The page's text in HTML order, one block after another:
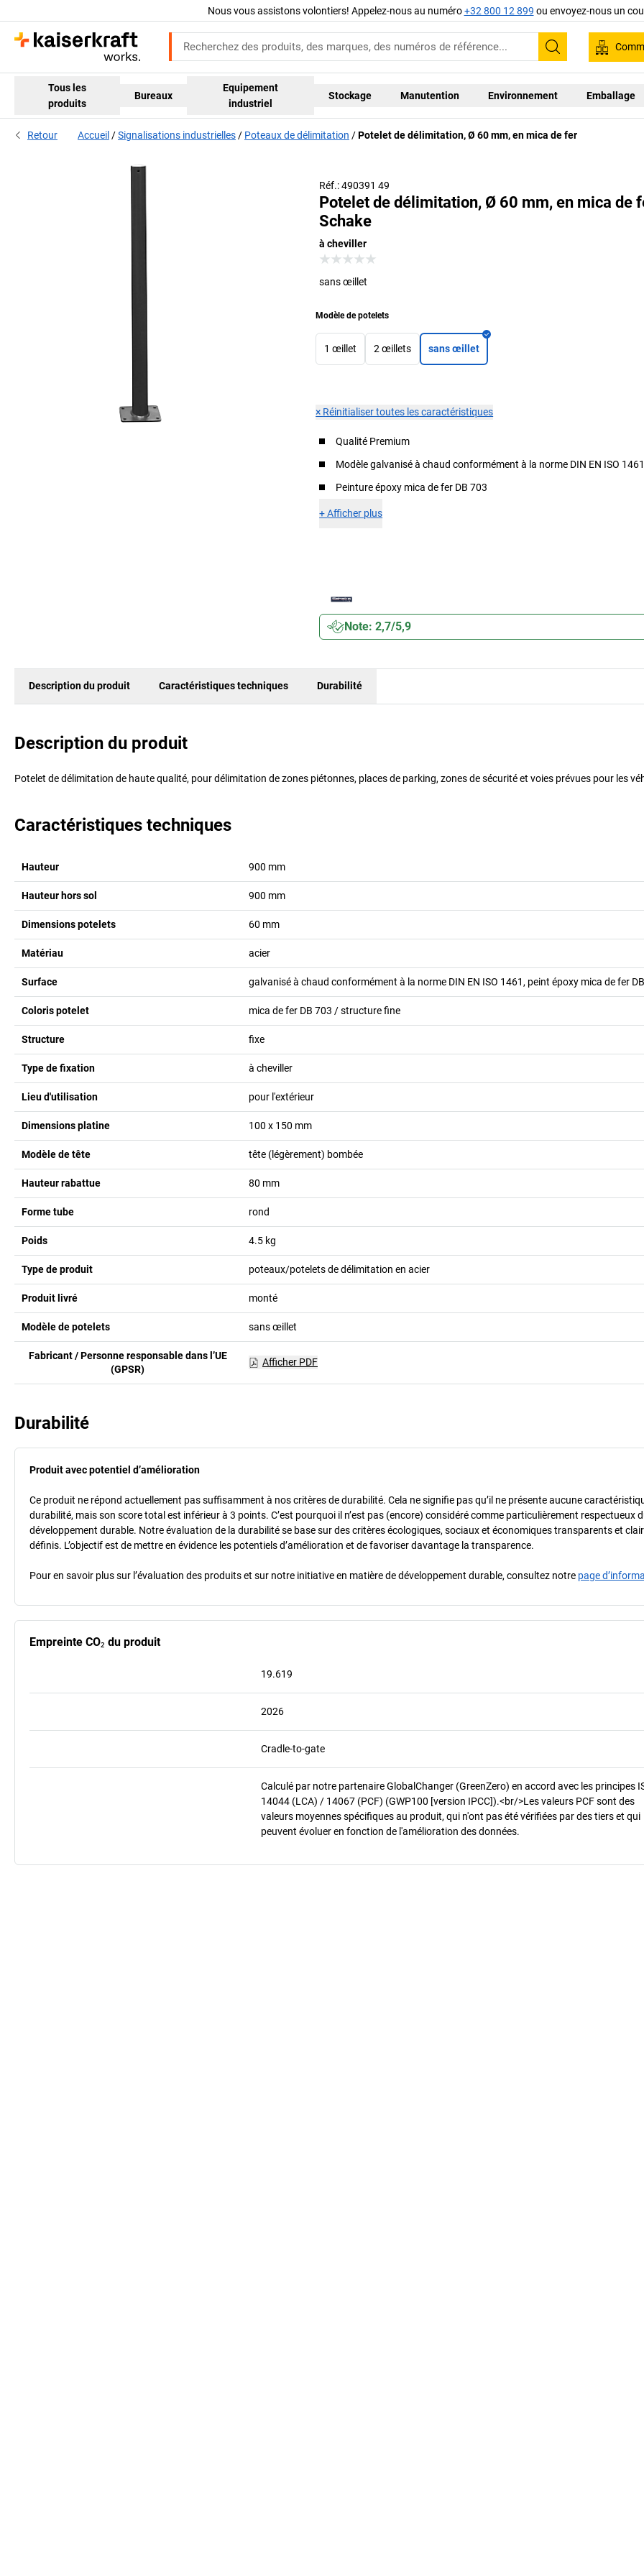
Nous vous assistons volontiers! Appelez-nous au numéro+32 800 12 899 ou envoyez-nous un
Recherche
Tous les
produits
Bureaux
Equipement
industriel
Stockage Manutention Environnement Emballage
Retour Accueil Signalisations industrielles Poteaux de délimitation Potelet de délimitation, Ø 60 mm, en mica de fer
Réf.: 490391 49
Potelet de délimitation, Ø 60 mm, en mica de
Schake
à cheviller
sans œillet
Modèle de potelets
1 œillet 2 œillets sans œillet
× Réinitialiser toutes les caractéristiques
Qualité Premium
Modèle galvanisé à chaud conformément à la norme DIN EN ISO
Peinture époxy mica de fer DB 703
+Afficher plus
Note: 2,7/5,9
Description du produit Caractéristiques techniques Durabilité
Description du produit
Potelet de délimitation de haute qualité, pour délimitation de zones piétonnes, places de parking, zones de sécurité et voies prévues pour les
Caractéristiques techniques
Hauteur 900 mm
Hauteur hors sol 900 mm
Dimensions potelets 60 mm
Matériau acier
Surface galvanisé à chaud conformément à la norme DIN EN ISO 1461, peint époxy mica de fer
Coloris potelet mica de fer DB 703 / structure fine
Structure fixe
Type de fixation à cheviller
Lieu d'utilisation pour l'extérieur
Dimensions platine 100 x 150 mm
Modèle de tête tête (légèrement) bombée
Hauteur rabattue 80 mm
Forme tube rond
Poids 4.5 kg
Type de produit poteaux/potelets de délimitation en acier
Produit livré monté
Modèle de potelets sans œillet
Fabricant / Personne responsable dans l’UE
(GPSR)
Afficher PDF
Durabilité
Produit avec potentiel d’amélioration
Ce produit ne répond actuellement pas suffisamment à nos critères de durabilité. Cela ne signifie pas qu’il ne présente aucune
durabilité, mais son score total est inférieur à 3 points. C’est pourquoi il n’est pas (encore) considéré comme particulièrement respectueux
développement durable. Notre évaluation de la durabilité se base sur des critères écologiques, sociaux et économiques transparents et
définis. L’objectif est de mettre en évidence les potentiels d’amélioration et de favoriser davantage la transparence.
Pour en savoir plus sur l’évaluation des produits et sur notre initiative en matière de développement durable, consultez notre page
Empreinte CO₂ du produit
19.619
2026
Cradle-to-gate
Calculé par notre partenaire GlobalChanger (GreenZero) en accord avec les principes
14044 (LCA) / 14067 (PCF) (GWP100 [version IPCC]).<br/>Les valeurs PCF sont des
valeurs moyennes spécifiques au produit, qui n'ont pas été vérifiées par des tiers et qui
peuvent évoluer en fonction de l'amélioration des données.